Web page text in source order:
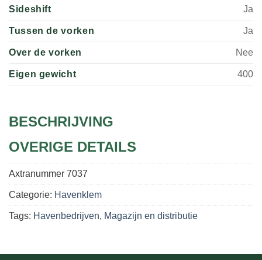
Sideshift Ja
Tussen de vorken Ja
Over de vorken Nee
Eigen gewicht 400
BESCHRIJVING
OVERIGE DETAILS
Axtranummer 7037
Categorie: Havenklem
Tags: Havenbedrijven, Magazijn en distributie